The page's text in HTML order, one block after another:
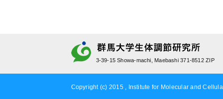
3-39-15 Showa-machi, Maebashi 371-8512 ZIP
Copyright (c) 2015 , Institute for Molecular and